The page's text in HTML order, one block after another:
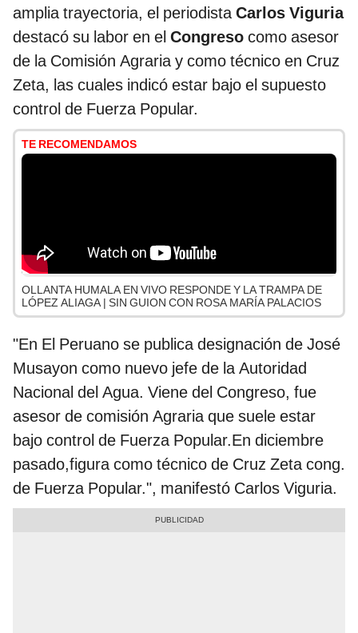
amplia trayectoria, el periodistaCarlos Viguria
destacó su labor en el Congreso como asesor
de la Comisión Agraria y como técnico en Cruz
Zeta, las cuales indicó estar bajo el supuesto
control de Fuerza Popular.
TE RECOMENDAMOS
OLLANTA HUMALA EN VIVO RESPONDE Y LA TRAMPA DE
LÓPEZ ALIAGA | SIN GUION CON ROSA MARÍA PALACIOS
"En El Peruano se publica designación de José
Musayon como nuevo jefe de la Autoridad
Nacional del Agua. Viene del Congreso, fue
asesor de comisión Agraria que suele estar
bajo control de Fuerza Popular.En diciembre
pasado,figura como técnico de Cruz Zeta cong.
de Fuerza Popular.", manifestó Carlos Viguria.